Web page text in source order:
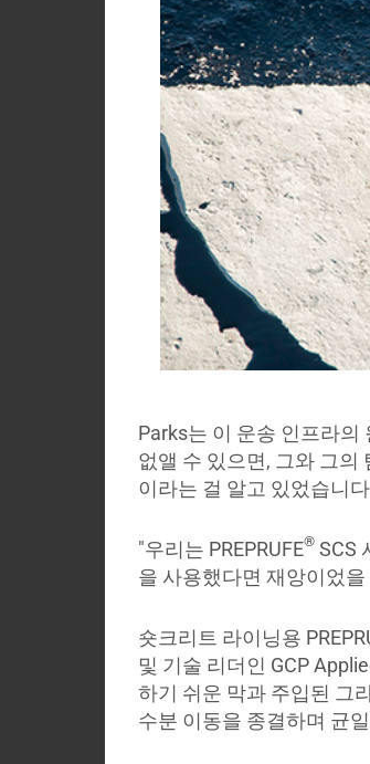
Parks는 이 운송 인프라의
없앨 수 있으면, 그와 그의
이라는 걸 알고 있었습니
"우리는 PREPRUFE® SCS
을 사용했다면 재앙이었
숏크리트 라이닝용
및 기술 리더인 GCP
하기 쉬운 막과 주입된 그
수분 이동을 종결하며 균